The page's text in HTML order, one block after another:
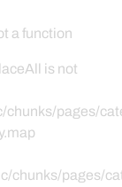
a function
is not
pages/
chunks/pages/